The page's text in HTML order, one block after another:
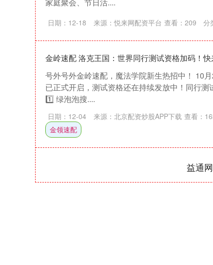
日期：12-18 来源：悦来网配资平台 查看： 209 分
金岭速配 洛克王国：世界同行测试资格加码！快
号外号外金岭速配，魔法学院新生热招中！ 10
已正式开启，测试资格还在持续发放中！同行测
1️⃣ 绿泡泡搜....
日期：12-04 来源：北京配资炒股APP下载 查看：
金领速配
益通
-6.85